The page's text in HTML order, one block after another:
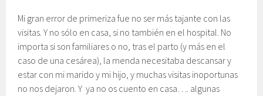
Mi gran error de primeriza fue no ser más tajante con las
visitas. Y no sólo en casa, si no también en el hospital. No
importa si son familiares o no, tras el parto (y más en el
caso de una cesárea), la menda necesitaba descansar y
estar con mi marido y mi hijo, y muchas visitas inoportunas
no nos dejaron. Y ya no os cuento en casa…. algunas